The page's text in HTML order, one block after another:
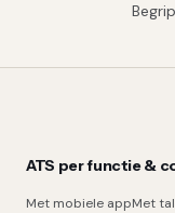
ATS per functie &
Met mobiele appMet